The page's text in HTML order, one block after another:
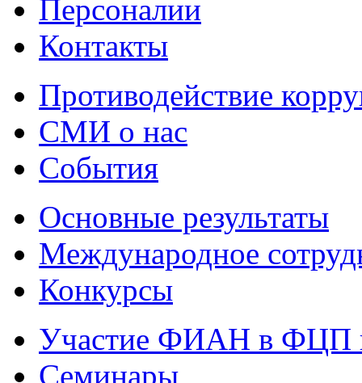
Персоналии
Контакты
Противодействие
СМИ о нас
События
Основные результаты
Международное
Конкурсы
Участие ФИАН в ФЦП
Семинары